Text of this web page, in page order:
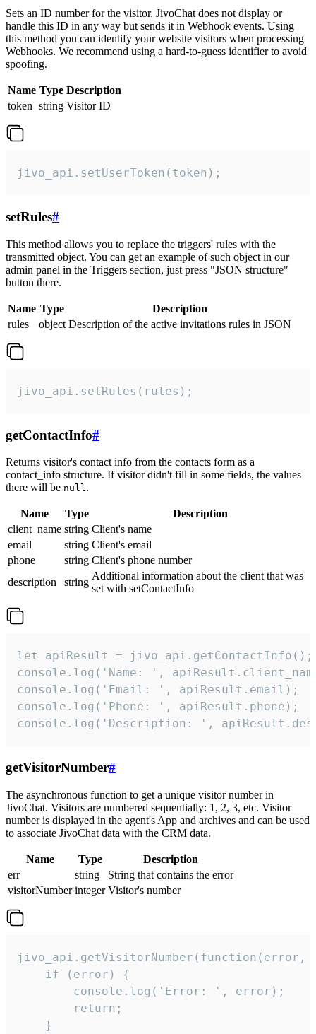
Sets an ID number for the visitor. JivoChat does not display or
handle this ID in any way but sends it in Webhook events. Using
this method you can identify your website visitors when processing
Webhooks. We recommend using a hard-to-guess identifier to avoid
spoofing.
Name Type Description
token string Visitor ID
jivo_api.setUserToken(token);
setRules#
This method allows you to replace the triggers' rules with the
transmitted object. You can get an example of such object in our
admin panel in the Triggers section, just press "JSON structure"
button there.
Name Type
Description
rules
object Description of the active invitations rules in JSON
jivo_api.setRules(rules);
getContactInfo#
Returns visitor's contact info from the contacts form as a
contact_info structure. If visitor didn't fill in some fields, the values
there will be null.
Name Type
Description
client_name string Client's name
email
string Client's email
phone
string Client's phone number
description
string
Additional information about the client that was
set with setContactInfo
let apiResult = jivo_api.getContactInfo();
console.log('Name: ',
console.log('Email: ', apiResult.email);
console.log('Phone: ', apiResult.phone);
console.log('Description: ',
getVisitorNumber#
The asynchronous function to get a unique visitor number in
JivoChat. Visitors are numbered sequentially: 1, 2, 3, etc. Visitor
number is displayed in the agent's App and archives and can be used
to associate JivoChat data with the CRM data.
Name Type
Description
err
string
String that contains the error
visitorNumber integer Visitor's number
jivo_api.getVisitorNumber(function(error,
    if (error) {
        console.log('Error: ', error);
        return;
    }